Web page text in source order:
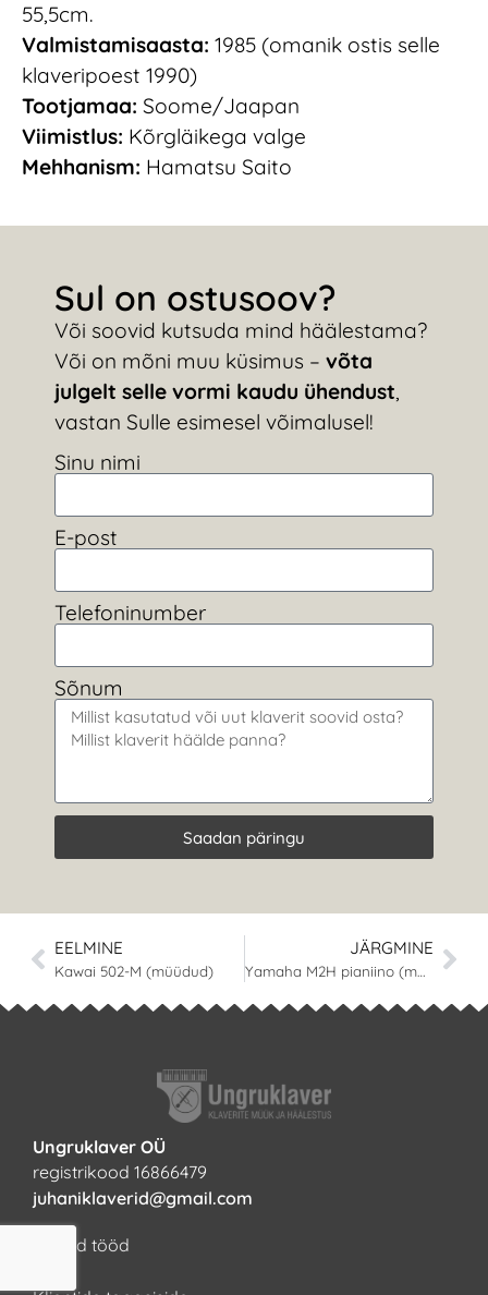
55,5cm.
Valmistamisaasta: 1985 (omanik ostis selle
klaveripoest 1990)
Tootjamaa: Soome/Jaapan
Viimistlus: Kõrgläikega valge
Mehhanism: Hamatsu Saito
Sul on ostusoov?
Või soovid kutsuda mind häälestama?
Või on mõni muu küsimus – võta
julgelt selle vormi kaudu ühendust,
vastan Sulle esimesel võimalusel!
Sinu nimi
E-post
Telefoninumber
Sõnum
Saadan päringu
EELMINE
Kawai 502-M (müüdud)
JÄRGMINE
Yamaha M2H pianiino (müüdud)
Ungruklaver OÜ
registrikood 16866479
juhaniklaverid@gmail.com
Tehtud tööd